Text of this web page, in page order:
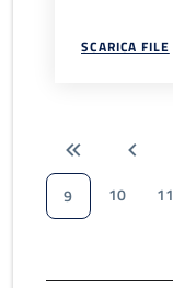
SCARICA FILE
9
10 11